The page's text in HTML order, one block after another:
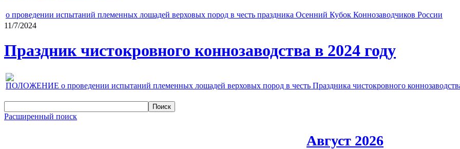
о проведении испытаний племенных лошадей верховых пород в честь праздника Осенний Кубок Коннозаводчиков России
11/7/2024
Праздник чистокровного коннозаводства в 2024 году
ПОЛОЖЕНИЕ о проведении испытаний племенных лошадей верховых пород в честь Праздника чистокровного
Расширенный поиск
Август 2026